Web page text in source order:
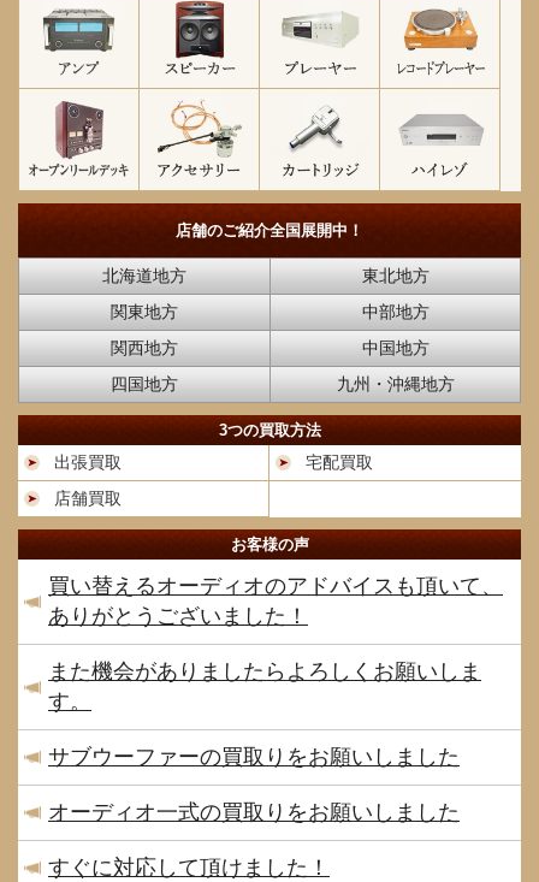
店舗のご紹介全国展開中！
北海道地方
東北地方
関東地方
中部地方
関西地方
中国地方
四国地方
九州・沖縄地方
3つの買取方法
出張買取
宅配買取
店舗買取
お客様の声
買い替えるオーディオのアドバイスも頂いて、
ありがとうございました！
また機会がありましたらよろしくお願いしま
す。
サブウーファーの買取りをお願いしました
オーディオ一式の買取りをお願いしました
すぐに対応して頂けました！